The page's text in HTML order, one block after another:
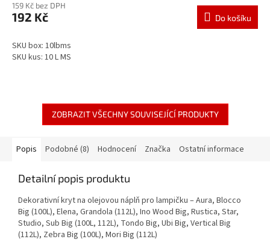
159 Kč bez DPH
192 Kč Do košíku
SKU box: 10lbms
SKU kus: 10 L MS
ZOBRAZIT VŠECHNY SOUVISEJÍCÍ PRODUKTY
Popis Podobné (8) Hodnocení Značka Ostatní informace
Detailní popis produktu
Dekorativní kryt na olejovou náplň pro lampičku – Aura, Blocco
Big (100L), Elena, Grandola (112L), Ino Wood Big, Rustica, Star,
Studio, Sub Big (100L, 112L), Tondo Big, Ubi Big, Vertical Big
(112L), Zebra Big (100L), Mori Big (112L)